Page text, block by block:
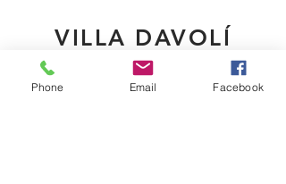
VILLA DAVOLÍ
.
Phone Email Facebook